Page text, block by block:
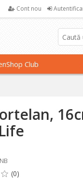
Cont nou
Club